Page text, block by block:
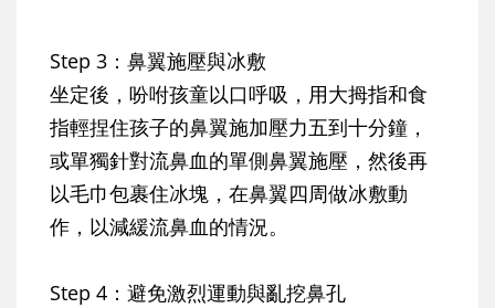
Step 3：鼻翼施壓與冰敷
坐定後，吩咐孩童以口呼吸， 用大拇指和食
指輕捏住孩子的鼻翼施加壓力五到十分鐘 ，
或單獨針對流鼻血的單側鼻翼施壓，然後再
以毛巾包裹住冰塊， 在鼻翼四周做冰敷動
作 ，以減緩流鼻血的情況。
Step 4：避免激烈運動與亂挖鼻孔